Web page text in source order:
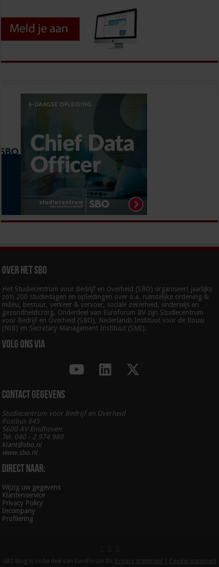
Over het SBO
Het Studiecentrum voor Bedrijf en Overheid (SBO) organiseert jaarlijks
zo’n 200 studiedagen en opleidingen over o.a. ruimtelijke ordening &
milieu, bestuur, verkeer & vervoer, sociale zekerheid, onderwijs en
gezondheidszorg. Onderdeel van Euroforum BV zijn Studiecentrum
voor Bedrijf en Overheid (SBO), Nederlands Instituut voor de Bouw
(NIB) en Secretary Management Instituut (SMI).
Volg ons via
Contact gegevens
Studiecentrum voor Bedrijf en Overheid
Postbus 845
5600 AV Eindhoven
Tel. 040 - 2 974 980
klant@sbo.nl
www.sbo.nl
Direct naar:
Wijzig uw gegevens
Klantenservice
Privacy Policy
Incompany
Profilering
SBO Blog is onderdeel van Euroforum BV. Privacy statement Cookie statement